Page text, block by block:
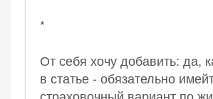
*
От себя хочу добавить: да,
в статье - обязательно